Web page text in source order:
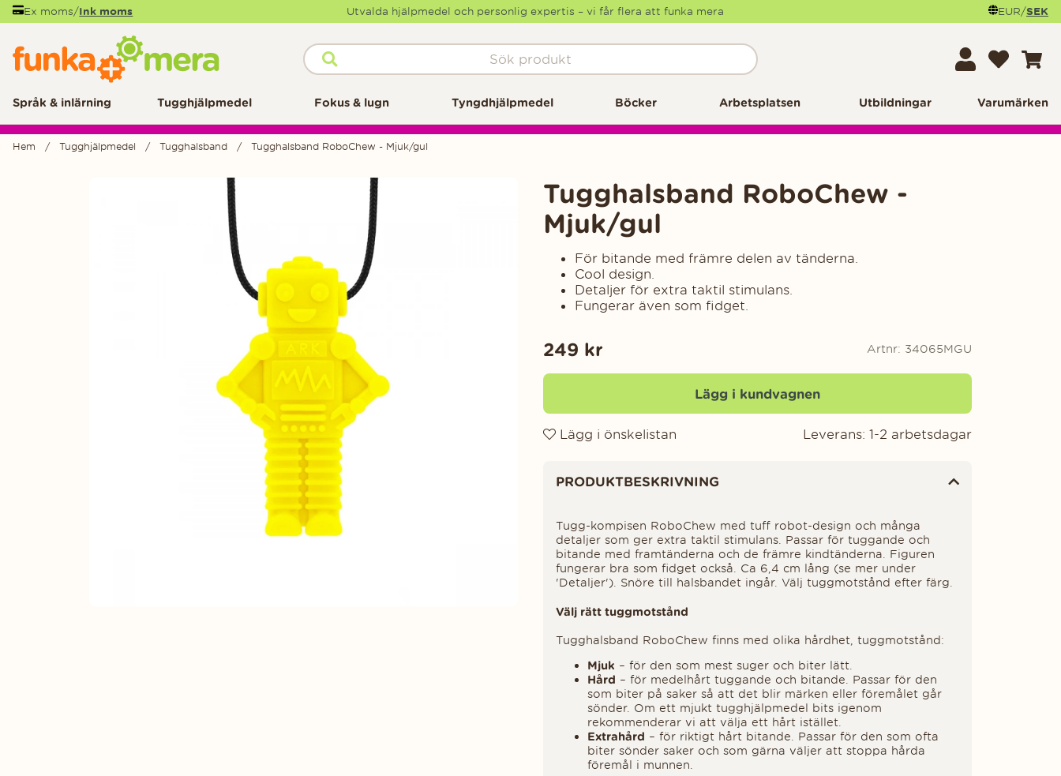
Ex moms/Ink moms Utvalda hjälpmedel och personlig expertis – vi får flera att funka mera EUR/SEK
Språk & inlärning Tugghjälpmedel Fokus & lugn Tyngdhjälpmedel Böcker Arbetsplatsen Utbildningar Varumärken
Hem Tugghjälpmedel Tugghalsband Tugghalsband RoboChew - Mjuk/gul
Tugghalsband RoboChew -
Mjuk/gul
För bitande med främre delen av tänderna.
Cool design.
Detaljer för extra taktil stimulans.
Fungerar även som fidget.
249 kr Artnr: 34065MGU
Lägg i kundvagnen
Lägg i önskelistan Leverans: 1-2 arbetsdagar
PRODUKTBESKRIVNING
Tugg-kompisen RoboChew med tuff robot-design och många
detaljer som ger extra taktil stimulans. Passar för tuggande och
bitande med framtänderna och de främre kindtänderna. Figuren
fungerar bra som fidget också. Ca 6,4 cm lång (se mer under
'Detaljer'). Snöre till halsbandet ingår. Välj tuggmotstånd efter färg.
Välj rätt tuggmotstånd
Tugghalsband RoboChew finns med olika hårdhet, tuggmotstånd:
Mjuk – för den som mest suger och biter lätt.
Hård – för medelhårt tuggande och bitande. Passar för den
som biter på saker så att det blir märken eller föremålet går
sönder. Om ett mjukt tugghjälpmedel bits igenom
rekommenderar vi att välja ett hårt istället.
Extrahård – för riktigt hårt bitande. Passar för den som ofta
biter sönder saker och som gärna väljer att stoppa hårda
föremål i munnen.